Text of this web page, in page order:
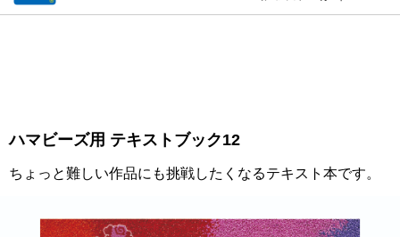
ハマビーズ用 テキストブック12
ちょっと難しい作品にも挑戦したくなるテキスト本です。